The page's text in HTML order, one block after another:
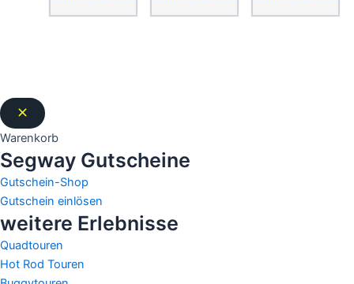
Warenkorb
Segway Gutscheine
Gutschein-Shop
Gutschein einlösen
weitere Erlebnisse
Quadtouren
Hot Rod Touren